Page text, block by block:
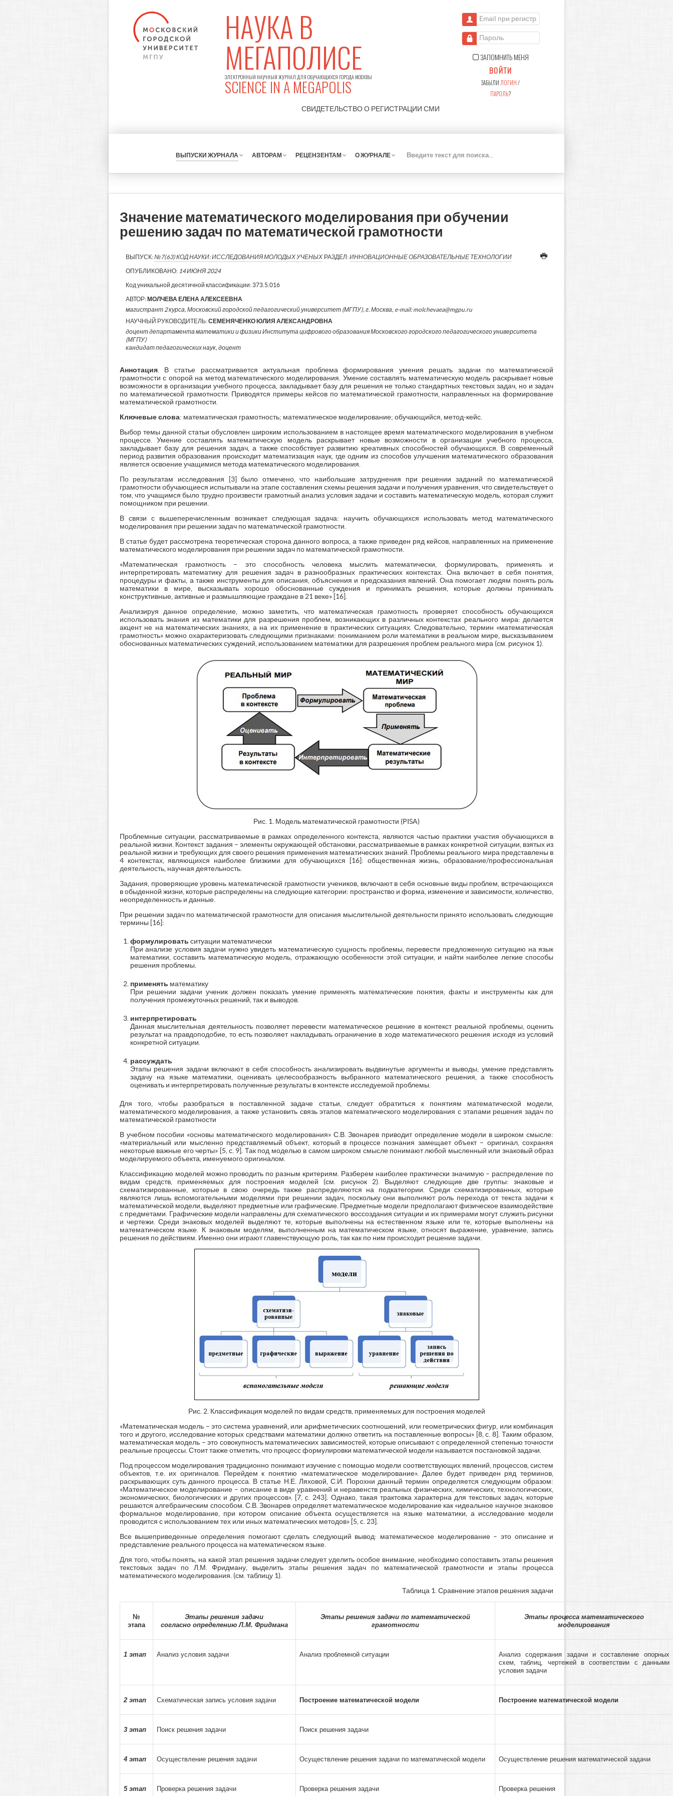
НАУКА В
МЕГАПОЛИСЕ
ЭЛЕКТРОННЫЙ НАУЧНЫЙ ЖУРНАЛ ДЛЯ ОБУЧАЮЩИХСЯ ГОРОДА МОСКВЫ
SCIENCE IN A MEGAPOLIS
СВИДЕТЕЛЬСТВО О РЕГИСТРАЦИИ СМИ
Email при регистрации
Пароль
ЗАПОМНИТЬ МЕНЯ
ВОЙТИ
ЗАБЫЛИ ЛОГИН/
ПАРОЛЬ?
ВЫПУСКИ ЖУРНАЛА АВТОРАМ РЕЦЕНЗЕНТАМ О ЖУРНАЛЕ
К
Значение математического моделирования при обучении
решению задач по математической грамотности
ВЫПУСК:№7(63) КОД НАУКИ: ИССЛЕДОВАНИЯ МОЛОДЫХ УЧЕНЫХ РАЗДЕЛ:ИННОВАЦИОННЫЕ ОБРАЗОВАТЕЛЬНЫЕ ТЕХНОЛОГИИ
ОПУБЛИКОВАНО: 14 ИЮНЯ 2024
Код уникальной десятичной классификации: 373.5.016
АВТОР: МОЛЧЕВА ЕЛЕНА АЛЕКСЕЕВНА
магистрант 2 курса, Московский городской педагогический университет (МГПУ), г. Москва, e-mail: molchevaea@mgpu.ru
НАУЧНЫЙ РУКОВОДИТЕЛЬ:СЕМЕНЯЧЕНКО ЮЛИЯ АЛЕКСАНДРОВНА
доцент департамента математики и физики Института цифрового образования Московского городского педагогического университета
(МГПУ)
кандидат педагогических наук, доцент
Аннотация. В статье рассматривается актуальная проблема формирования умения решать задачи по математической
грамотности с опорой на метод математического моделирования. Умение составлять математическую модель раскрывает новые
возможности в организации учебного процесса, закладывает базу для решения не только стандартных текстовых задач, но и задач
по математической грамотности. Приводятся примеры кейсов по математической грамотности, направленных на формирование
математической грамотности.
Ключевые слова: математическая грамотность; математическое моделирование; обучающийся, метод-кейс.
Выбор темы данной статьи обусловлен широким использованием в настоящее время математического моделирования в учебном
процессе. Умение составлять математическую модель раскрывает новые возможности в организации учебного процесса,
закладывает базу для решения задач, а также способствует развитию креативных способностей обучающихся. В современный
период развития образования происходит математизация наук, где одним из способов улучшения математического образования
является освоение учащимися метода математического моделирования.
По результатам исследования [3] было отмечено, что наибольшие затруднения при решении заданий по математической
грамотности обучающиеся испытывали на этапе составления схемы решения задачи и получения уравнения, что свидетельствует о
том, что учащимся было трудно произвести грамотный анализ условия задачи и составить математическую модель, которая служит
помощником при решении.
В связи с вышеперечисленным возникает следующая задача: научить обучающихся использовать метод математического
моделирования при решении задач по математической грамотности.
В статье будет рассмотрена теоретическая сторона данного вопроса, а также приведен ряд кейсов, направленных на применение
математического моделирования при решении задач по математической грамотности.
«Математическая грамотность – это способность человека мыслить математически, формулировать, применять и
интерпретировать математику для решения задач в разнообразных практических контекстах. Она включает в себя понятия,
процедуры и факты, а также инструменты для описания, объяснения и предсказания явлений. Она помогает людям понять роль
математики в мире, высказывать хорошо обоснованные суждения и принимать решения, которые должны принимать
конструктивные, активные и размышляющие граждане в 21 веке» [16].
Анализируя данное определение, можно заметить, что математическая грамотность проверяет способность обучающихся
использовать знания из математики для разрешения проблем, возникающих в различных контекстах реального мира: делается
акцент не на математических знаниях, а на их применение в практических ситуациях. Следовательно, термин «математическая
грамотность» можно охарактеризовать следующими признаками: пониманием роли математики в реальном мире, высказыванием
обоснованных математических суждений, использованием математики для разрешения проблем реального мира (см. рисунок 1).
Рис. 1. Модель математической грамотности (PISA)
Проблемные ситуации, рассматриваемые в рамках определенного контекста, являются частью практики участия обучающихся в
реальной жизни. Контекст задания – элементы окружающей обстановки, рассматриваемые в рамках конкретной ситуации, взятых из
реальной жизни и требующих для своего решения применения математических знаний. Проблемы реального мира представлены в
4 контекстах, являющихся наиболее близкими для обучающихся [16]: общественная жизнь, образование/профессиональная
деятельность, научная деятельность.
Задания, проверяющие уровень математической грамотности учеников, включают в себя основные виды проблем, встречающихся
в обыденной жизни, которые распределены на следующие категории: пространство и форма, изменение и зависимости, количество,
неопределенность и данные.
При решении задач по математической грамотности для описания мыслительной деятельности принято использовать следующие
термины [16]:
формулировать ситуации математически
При анализе условия задачи нужно увидеть математическую сущность проблемы, перевести предложенную ситуацию на язык
математики, составить математическую модель, отражающую особенности этой ситуации, и найти наиболее легкие способы
решения проблемы.
применять математику
При решении задачи ученик должен показать умение применять математические понятия, факты и инструменты как для
получения промежуточных решений, так и выводов.
интерпретировать
Данная мыслительная деятельность позволяет перевести математическое решение в контекст реальной проблемы, оценить
результат на правдоподобие, то есть позволяет накладывать ограничение в ходе математического решения исходя из условий
конкретной ситуации.
рассуждать
Этапы решения задачи включают в себя способность анализировать выдвинутые аргументы и выводы, умение представлять
задачу на языке математики, оценивать целесообразность выбранного математического решения, а также способность
оценивать и интерпретировать полученные результаты в контексте исследуемой проблемы.
Для того, чтобы разобраться в поставленной задаче статьи, следует обратиться к понятиям математической модели,
математического моделирования, а также установить связь этапов математического моделирования с этапами решения задач по
математической грамотности
В учебном пособии «основы математического моделирования» С.В. Звонарев приводит определение модели в широком смысле:
«материальный или мысленно представляемый объект, который в процессе познания замещает объект – оригинал, сохраняя
некоторые важные его черты» [5, с. 9]. Так под моделью в самом широком смысле понимают любой мысленный или знаковый образ
моделируемого объекта, именуемого оригиналом.
Классификацию моделей можно проводить по разным критериям. Разберем наиболее практически значимую – распределение по
видам средств, применяемых для построения моделей (см. рисунок 2). Выделяют следующие две группы: знаковые и
схематизированные, которые в свою очередь также распределяются на подкатегории. Среди схематизированных, которые
являются лишь вспомогательными моделями при решении задач, поскольку они выполняют роль перехода от текста задачи к
математической модели, выделяют предметные или графические. Предметные модели предполагают физическое взаимодействие
с предметами. Графические модели направлены для схематического воссоздания ситуации и их примерами могут служить рисунки
и чертежи. Среди знаковых моделей выделяют те, которые выполнены на естественном языке или те, которые выполнены на
математическом языке. К знаковым моделям, выполненным на математическом языке, относят выражение, уравнение, запись
решения по действиям. Именно они играют главенствующую роль, так как по ним происходит решение задачи.
Рис. 2. Классификация моделей по видам средств, применяемых для построения моделей
«Математическая модель – это система уравнений, или арифметических соотношений, или геометрических фигур, или комбинация
того и другого, исследование которых средствами математики должно ответить на поставленные вопросы» [8, с. 8]. Таким образом,
математическая модель – это совокупность математических зависимостей, которые описывают с определенной степенью точности
реальные процессы. Стоит также отметить, что процесс формулировки математической модели называется постановкой задачи.
Под процессом моделирования традиционно понимают изучение с помощью модели соответствующих явлений, процессов, систем
объектов, т.е. их оригиналов. Перейдем к понятию «математическое моделирование». Далее будет приведен ряд терминов,
раскрывающих суть данного процесса. В статье Н.Е. Ляховой, С.И. Порохни данный термин определяется следующим образом:
«Математическое моделирование – описание в виде уравнений и неравенств реальных физических, химических, технологических,
экономических, биологических и других процессов». [7, c. 243]. Однако, такая трактовка характерна для текстовых задач, которые
решаются алгебраическим способом. С.В. Звонарев определяет математическое моделирование как «идеальное научное знаковое
формальное моделирование, при котором описание объекта осуществляется на языке математики, а исследование модели
проводится с использованием тех или иных математических методов» [5, c. 23].
Все вышеприведенные определения помогают сделать следующий вывод: математическое моделирование – это описание и
представление реального процесса на математическом языке.
Для того, чтобы понять, на какой этап решения задачи следует уделить особое внимание, необходимо сопоставить этапы решения
текстовых задач по Л.М. Фридману, выделить этапы решения задач по математической грамотности и этапы процесса
математического моделирования. (см. таблицу 1).
Таблица 1. Сравнение этапов решения задачи
№
этапа
Этапы решения задачи
согласно определению Л.М. Фридмана
Этапы решения задачи по математической
грамотности
Этапы процесса математического
моделирования
1 этап Анализ условия задачи Анализ проблемной ситуации
Анализ содержания задачи и составление опорных
схем, таблиц, чертежей в соответствии с данными
условия задачи
2 этап Схематическая запись условия задачи Построение математической модели Построение математической модели
3 этап Поиск решения задачи Поиск решения задачи
4 этап Осуществление решения задачи Осуществление решения задачи по математической модели Осуществление решения математической задачи
5 этап Проверка решения задачи Проверка решения задачи Проверка решения